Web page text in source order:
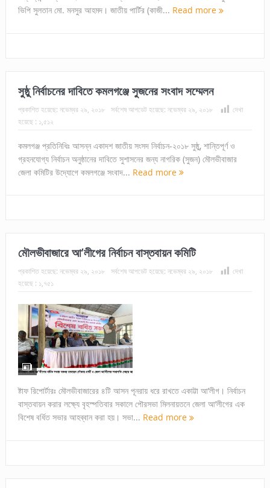
ভিপি সুলতান মো. মনসুর আহমদ। জাতীয় পার্টির (কাজী... Read more
সুষ্ঠু নির্বাচনের দাবিতে কমলগঞ্জে সুজনের সংবাদ সম্মেলন
প্রকাশিত হয়েছে: নভেম্বর ২৯, ২০১৮ সর্বশেষ আপডেট হয়েছে: নভেম্বর ২৯, ২০১৮
দেখা
হয়েছে : ১,৫১২
কমলগঞ্জ প্রতিনিধিঃ আসন্ন একাদশ জাতীয় সংসদ নির্বাচন-২০১৮ সুষ্ঠু, শান্তিপূর্ণ ও
গ্রহনযোগ্য নির্বাচন অনুষ্ঠানের দাবিতে সুশাসনের জন্য নাগরিক (সুজন) মৌলভীবাজার
জেলা কমিটির উদ্যোগে কমলগঞ্জে সংবাদ... Read more
মৌলভীবাজারে আ’লীগের নির্বাচন বাস্তবায়ন কমিটি
প্রকাশিত হয়েছে: নভেম্বর ২৯, ২০১৮ সর্বশেষ আপডেট হয়েছে: নভেম্বর ২৯, ২০১৮
দেখা
হয়েছে : ১,৭৫১
ষ্টাফ রিপোর্টারঃ মৌলভীবাজারের ৪টি আসন পূনরায় ধরে রাখতে একাট্টা আ’লীগ। নির্বাচন
বাস্তবায়ন করার লক্ষ্যে বৃহস্পতিবার সকালে পৌরসভা মিলনায়তনে জেলা আ’লীগের এক
বিশেষ বর্ধিত সভার আহব্বান করা হয়। সভা... Read more